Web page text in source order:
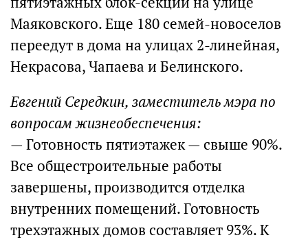
Маяковского. Еще 180 семей-новоселов
переедут в дома на улицах 2-линейная,
Некрасова, Чапаева и Белинского.
Евгений Середкин, заместитель мэра по
вопросам жизнеобеспечения:
— Готовность пятиэтажек — свыше 90%.
Все общестроительные работы
завершены, производится отделка
внутренних помещений. Готовность
трехэтажных домов составляет 93%. К